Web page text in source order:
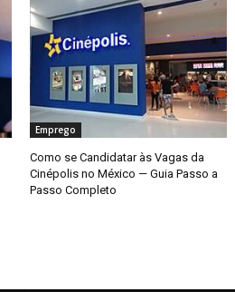
Emprego
Como se Candidatar às Vagas da
Cinépolis no México — Guia Passo a
Passo Completo